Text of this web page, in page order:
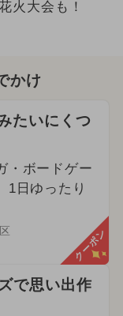
火大会も！
かけ
たいにくつ
・ボードゲー
1日ゆったり
クーポン
で思い出作